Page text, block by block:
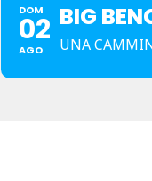
DOM
02
AGO
BIG
UNA